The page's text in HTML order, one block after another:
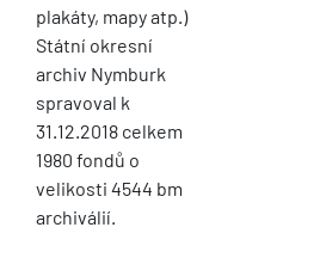
plakáty, mapy atp.)
Státní okresní
archiv Nymburk
spravoval k
31.12.2018 celkem
1980 fondů o
velikosti 4544 bm
archiválií.